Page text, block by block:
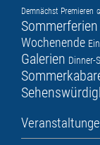
Demnächst Premieren
Sommerferien
Wochenende
Galerien Dinner-